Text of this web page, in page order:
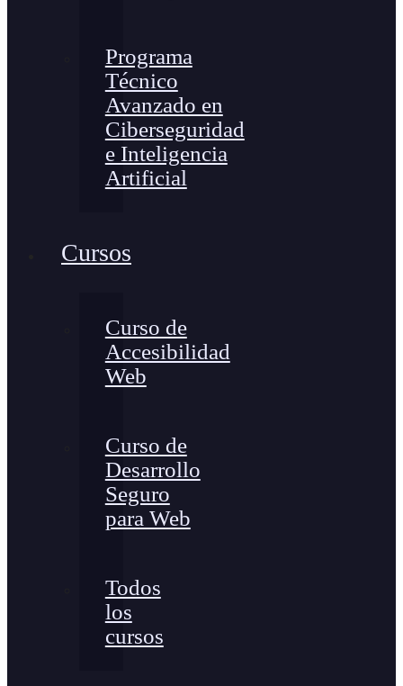
Programa
Técnico
Avanzado en
Ciberseguridad
e Inteligencia
Artificial
Cursos
Curso de
Accesibilidad
Web
Curso de
Desarrollo
Seguro
para Web
Todos
los
cursos